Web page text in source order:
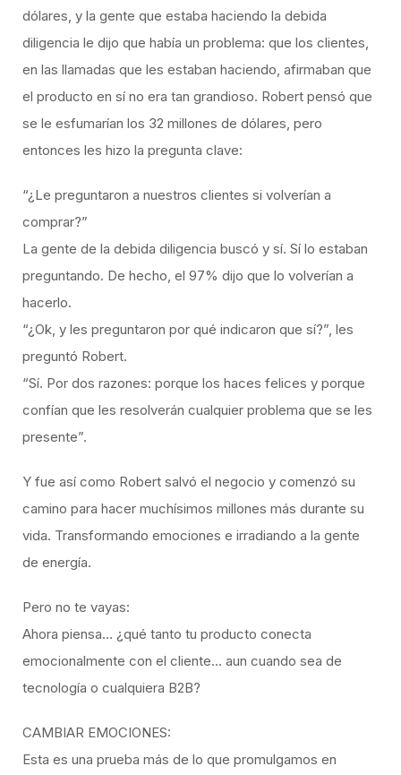
dólares, y la gente que estaba haciendo la debida
diligencia le dijo que había un problema: que los clientes,
en las llamadas que les estaban haciendo, afirmaban que
el producto en sí no era tan grandioso. Robert pensó que
se le esfumarían los 32 millones de dólares, pero
entonces les hizo la pregunta clave:
“¿Le preguntaron a nuestros clientes si volverían a
comprar?”
La gente de la debida diligencia buscó y sí. Sí lo estaban
preguntando. De hecho, el 97% dijo que lo volverían a
hacerlo.
“¿Ok, y les preguntaron por qué indicaron que sí?”, les
preguntó Robert.
“Sí. Por dos razones: porque los haces felices y porque
confían que les resolverán cualquier problema que se les
presente”.
Y fue así como Robert salvó el negocio y comenzó su
camino para hacer muchísimos millones más durante su
vida. Transformando emociones e irradiando a la gente
de energía.
Pero no te vayas:
Ahora piensa… ¿qué tanto tu producto conecta
emocionalmente con el cliente… aun cuando sea de
tecnología o cualquiera B2B?
CAMBIAR EMOCIONES:
Esta es una prueba más de lo que promulgamos en